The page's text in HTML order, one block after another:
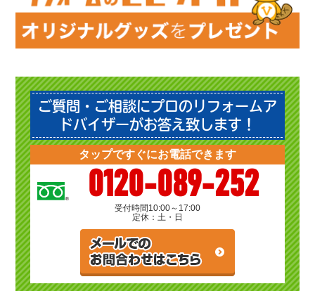
ご質問・ご相談にプロのリフォームア
ドバイザーがお答え致します！
タップですぐにお電話できます
0120-089-252
受付時間 10:00～17:00
定休：土・日